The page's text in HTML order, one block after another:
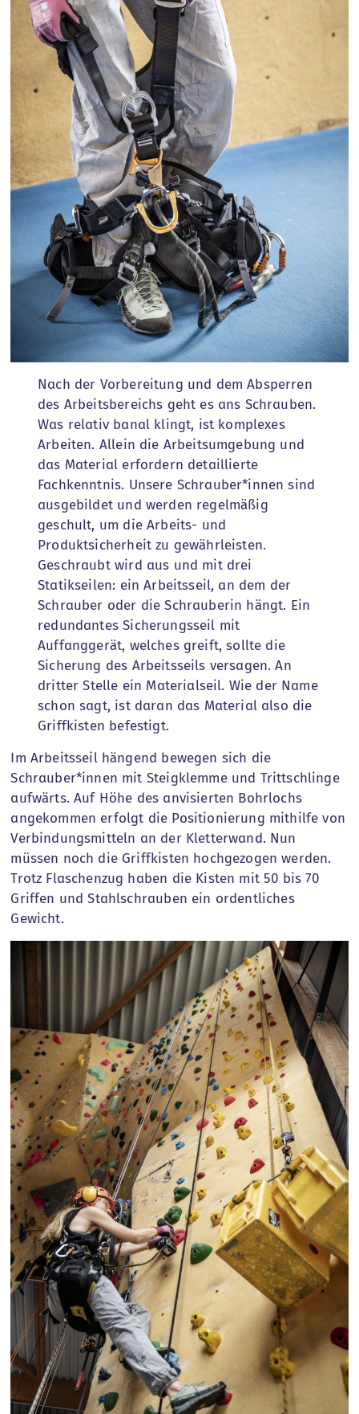
Nach der Vorbereitung und dem Absperren
des Arbeitsbereichs geht es ans Schrauben.
Was relativ banal klingt, ist komplexes
Arbeiten. Allein die Arbeitsumgebung und
das Material erfordern detaillierte
Fachkenntnis. Unsere Schrauber*innen sind
ausgebildet und werden regelmäßig
geschult, um die Arbeits- und
Produktsicherheit zu gewährleisten.
Geschraubt wird aus und mit drei
Statikseilen: ein Arbeitsseil, an dem der
Schrauber oder die Schrauberin hängt. Ein
redundantes Sicherungsseil mit
Auffanggerät, welches greift, sollte die
Sicherung des Arbeitsseils versagen. An
dritter Stelle ein Materialseil. Wie der Name
schon sagt, ist daran das Material also die
Griffkisten befestigt.
Im Arbeitsseil hängend bewegen sich die
Schrauber*innen mit Steigklemme und Trittschlinge
aufwärts. Auf Höhe des anvisierten Bohrlochs
angekommen erfolgt die Positionierung mithilfe von
Verbindungsmitteln an der Kletterwand. Nun
müssen noch die Griffkisten hochgezogen werden.
Trotz Flaschenzug haben die Kisten mit 50 bis 70
Griffen und Stahlschrauben ein ordentliches
Gewicht.